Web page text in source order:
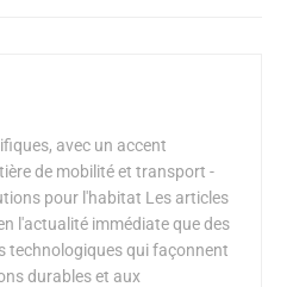
avec un accent
de mobilité et transport -
pour l'habitat Les articles
l'actualité immédiate que des
technologiques qui façonnent
durables et aux